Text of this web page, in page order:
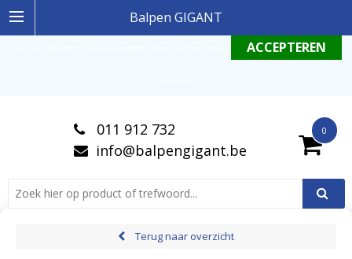
Balpen GIGANT
0
011 912 732
info@balpengigant.be
Terug naar overzicht
Ingelogde gebruiker stemt in met de geldende omgang productinformatie